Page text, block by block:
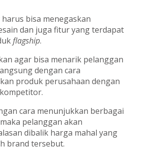
bisa menegaskan
dan juga fitur yang terdapat
flagship.
agar bisa menarik pelanggan
dengan cara
produk perusahaan dengan
cara menunjukkan berbagai
pelanggan akan
dibalik harga mahal yang
brand tersebut.